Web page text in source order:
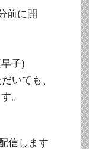
前に開
子)
いても、
。
信します